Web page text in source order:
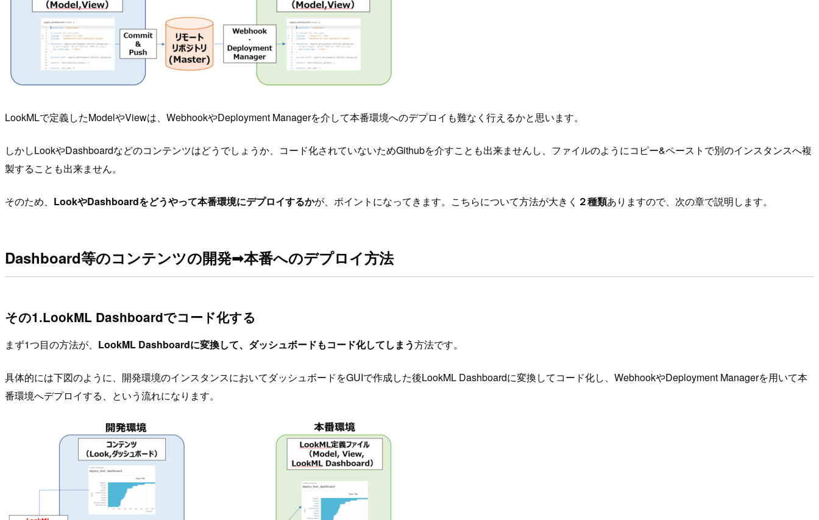
LookMLで定義したModelやViewは、WebhookやDeployment Managerを介して本番環境へのデプロイも難なく行えるかと思います。
しかしLookやDashboardなどのコンテンツはどうでしょうか、コード化されていないためGithubを介すことも出来ませんし、ファイルのようにコピー&ペーストで別のインスタンスへ複
製することも出来ません。
そのため、 LookやDashboardをどうやって本番環境にデプロイするかが、ポイントになってきます。こちらについて方法が大きく ２種類ありますので、次の章で説明します。
Dashboard等のコンテンツの開発➟本番へのデプロイ方法
その1.LookML Dashboardでコード化する
まず1つ目の方法が、 LookML Dashboardに変換して、ダッシュボードもコード化してしまう方法です。
具体的には下図のように、開発環境のインスタンスにおいてダッシュボードをGUIで作成した後LookML Dashboardに変換してコード化し、WebhookやDeployment Managerを用いて本
番環境へデプロイする、という流れになります。